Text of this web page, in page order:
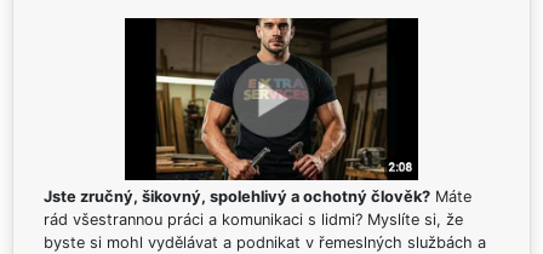
Jste zručný, šikovný, spolehlivý a ochotný člověk? Máte
rád všestrannou práci a komunikaci s lidmi? Myslíte si, že
byste si mohl vydělávat a podnikat v řemeslných službách a